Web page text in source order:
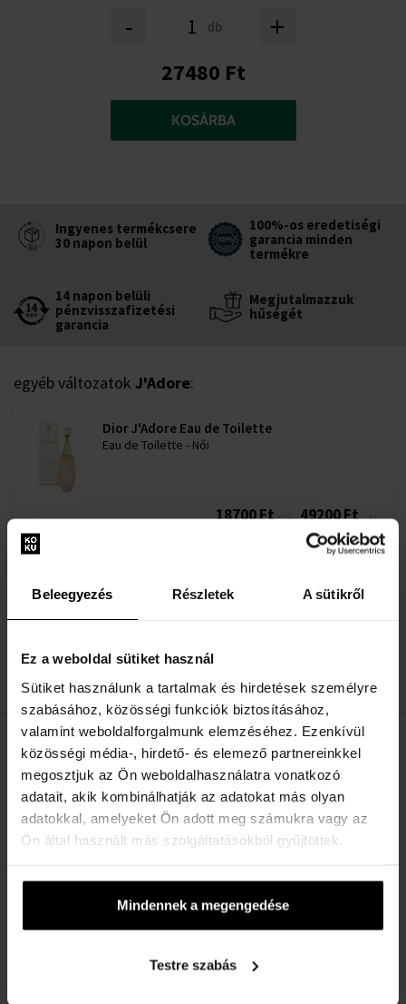
Beleegyezés Részletek A sütikről
Ez a weboldal sütiket használ
Sütiket használunk a tartalmak és hirdetések személyre
szabásához, közösségi funkciók biztosításához,
valamint weboldalforgalmunk elemzéséhez. Ezenkívül
közösségi média-, hirdető- és elemező partnereinkkel
megosztjuk az Ön weboldalhasználatra vonatkozó
adatait, akik kombinálhatják az adatokat más olyan
adatokkal, amelyeket Ön adott meg számukra vagy az
Ön által használt más szolgáltatásokból gyűjtöttek.
Mindennek a megengedése
Testre szabás
- db +
27480 Ft
KOSÁRBA
Ingyenes termékcsere
30 napon belül
100%-os eredetiségi
garancia minden
termékre
14 napon belüli
pénzvisszafizetési
garancia
Megjutalmazzuk
hűségét
egyéb változatok J'Adore:
Dior J'Adore Eau de Toilette
Eau de Toilette - Női
18700 Ft-től49200 Ft -ig
1ml -tól 100ml-ig - Eau de Parfume - Női
LEÍRÁS
Az abszolút nőiesség a J´adore illat üvegében rejlik. A J´adore egy
pazar gyümölcsös-virágos illat, amely a bergamott friss akkordjával
kezdődik, majd rózsa és jázmin mámorító illatával folytatódik. Az
érzékien édes gyümölcsök ellenállhatatlan lédússágot
lekerekített formája már legendás.FIFI-díjas parfüm 2001-ben
Christian Dior parfümje a legjobb női illat lett.